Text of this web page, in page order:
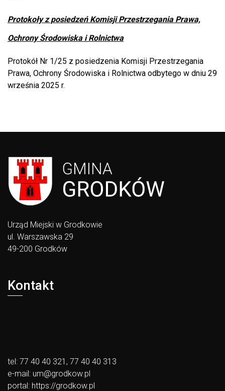
Protokoły z posiedzeń Komisji Przestrzegania Prawa,
Ochrony Środowiska i Rolnictwa
Protokół Nr 1/25 z posiedzenia Komisji Przestrzegania
Prawa, Ochrony Środowiska i Rolnictwa odbytego w dniu 29
września 2025 r.
Urząd Miejski w Grodkowie
ul. Warszawska 29
49-200 Grodków
Kontakt
tel: 77 40 40 321, 77 40 40 313
e-mail: um@grodkow.pl
portal: https://grodkow.pl